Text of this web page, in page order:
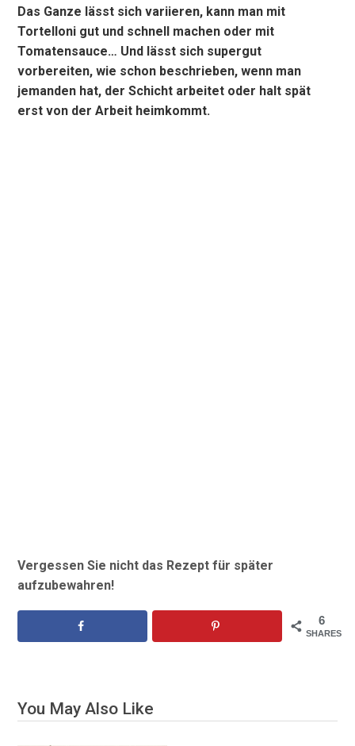
Das Ganze lässt sich variieren, kann man mit
Tortelloni gut und schnell machen oder mit
Tomatensauce… Und lässt sich supergut
vorbereiten, wie schon beschrieben, wenn man
jemanden hat, der Schicht arbeitet oder halt spät
erst von der Arbeit heimkommt.
Vergessen Sie nicht das Rezept für später
aufzubewahren!
6
SHARES
You May Also Like